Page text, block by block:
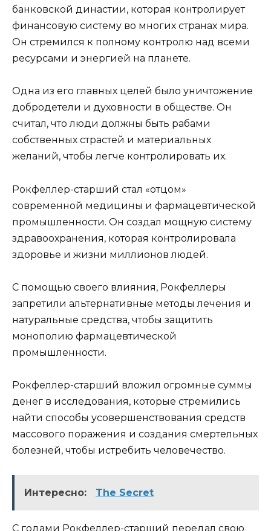
банковской династии, которая контролирует
финансовую систему во многих странах мира.
Он стремился к полному контролю над всеми
ресурсами и энергией на планете.
Одна из его главных целей было уничтожение
добродетели и духовности в обществе. Он
считал, что люди должны быть рабами
собственных страстей и материальных
желаний, чтобы легче контролировать их.
Рокфеллер-старший стал «отцом»
современной медицины и фармацевтической
промышленности. Он создал мощную систему
здравоохранения, которая контролировала
здоровье и жизни миллионов людей.
С помощью своего влияния, Рокфеллеры
запретили альтернативные методы лечения и
натуральные средства, чтобы защитить
монополию фармацевтической
промышленности.
Рокфеллер-старший вложил огромные суммы
денег в исследования, которые стремились
найти способы усовершенствования средств
массового поражения и создания смертельных
болезней, чтобы истребить человечество.
Интересно: The Secret
С годами Рокфеллер-старший передал свою